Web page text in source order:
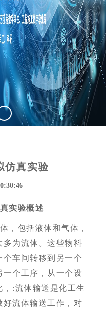
仿真实验
实验概述
，包括液体和气体，
多为流体。这些物料
个车间转移到另一个
一个工序，从一个设
:流体输送是化工生
好流体输送工作，对